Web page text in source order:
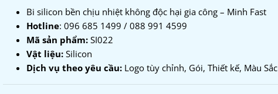
Bi silicon bền chịu nhiệt không độc hại gia công – Minh Fast
Hotline: 096 685 1499 / 088 991 4599
Mã sản phẩm:SI022
Vật liệu:Silicon
Dịch vụ theo yêu cầu: Logo tùy chỉnh, Gói, Thiết kế, Màu Sắc